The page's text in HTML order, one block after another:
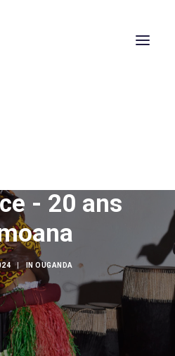
- 20 ans
INOUGANDA